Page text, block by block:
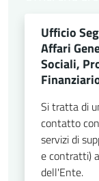
Ufficio
Affari
Sociali,
Si tratta di
contatto
servizi di
e contratti)
dell'Ente.